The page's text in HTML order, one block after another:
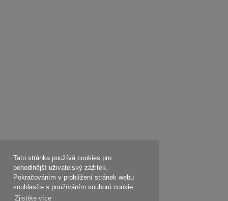
Tato stránka používá cookies pro
pohodlnější uživatelský zážitek.
Pokračováním v prohlížení stránek webu
souhlasíte s používáním souborů cookie.
Zjistěte více